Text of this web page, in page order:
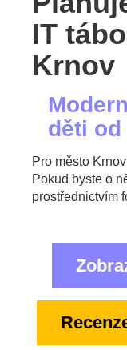
IT
Krnov
děti od
Pro město
Pokud byste o
prostřednictvím